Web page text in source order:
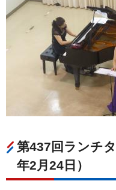
第437回ランチ
年2月24日）